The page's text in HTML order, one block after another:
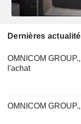
Dernières
OMNICOM
l'achat
OMNICOM